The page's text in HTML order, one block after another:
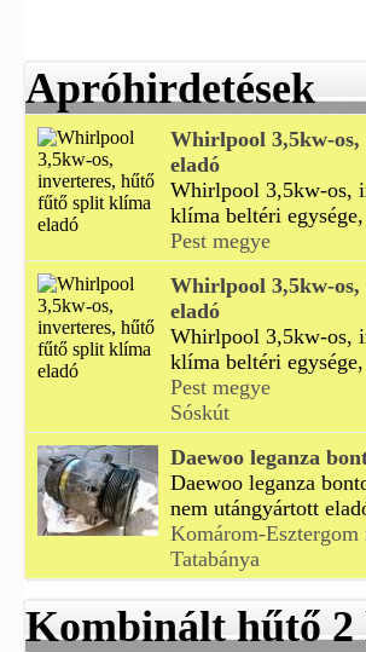
Apróhirdetések
Whirlpool 3,5kw-
eladó
Whirlpool 3,5kw-os,
klíma beltéri
Pest megye
Whirlpool 3,5kw-
eladó
Whirlpool 3,5kw-os,
klíma beltéri
Pest megye
Sóskút
Daewoo leganza
Daewoo leganza
nem utángyártott
Komárom-Esztergom
Tatabánya
Kombinált hűtő 2